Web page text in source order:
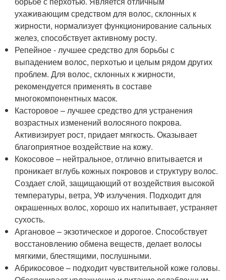
ухаживающим средством для волос, склонных к
жирности, нормализует функционирование сальных
желез, способствует активному росту.
Репейное - лучшее средство для борьбы с
выпадением волос, перхотью и целым рядом других
проблем. Для волос, склонных к жирности,
рекомендуется применять в составе
многокомпонентных масок.
Касторовое – лучшее средство для устранения
возрастных изменений волосяного покрова.
Активизирует рост, придает мягкость. Оказывает
благоприятное воздействие на кожу.
Кокосовое – нейтральное, отлично впитывается и
проникает вглубь кожных покровов и структуру волос.
Создает слой, защищающий от воздействия высокой
температуры, ветра, УФ излучения. Подходит для
окрашенных волос, хорошо их напитывает, устраняет
сухость.
Аргановое – экзотическое и дорогое. Способствует
восстановлению обмена веществ, делает волосы
мягкими, блестящими, послушными.
Абрикосовое – подходит чувствительной коже головы.